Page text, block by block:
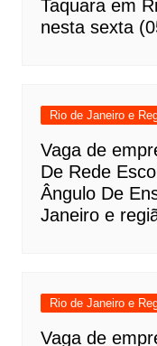
Taquara em
nesta sexta
Rio de Janeiro e
Vaga de
De Rede
Ângulo De
Janeiro e
Rio de Janeiro e
Vaga de